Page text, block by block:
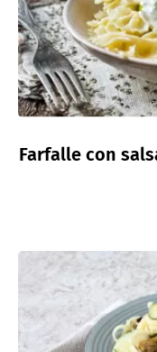
Farfalle con